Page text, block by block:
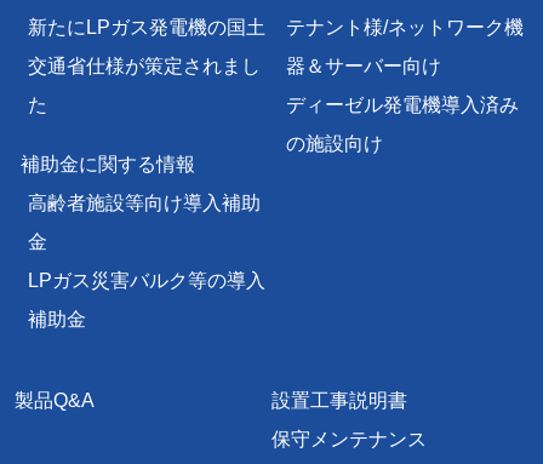
新たにLPガス発電機の国土
交通省仕様が策定されまし
た
補助金に関する情報
高齢者施設等向け導入補助
金
LPガス災害バルク等の導入
補助金
テナント様/ネットワーク機
器＆サーバー向け
ディーゼル発電機導入済み
の施設向け
製品Q&A
設置工事説明書
保守メンテナンス